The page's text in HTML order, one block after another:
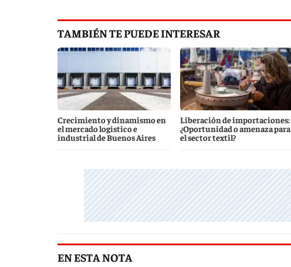
TAMBIÉN TE PUEDE INTERESAR
Crecimiento y dinamismo en
el mercado logístico e
industrial de Buenos Aires
Liberación de importaciones:
¿Oportunidad o amenaza para
el sector textil?
EN ESTA NOTA